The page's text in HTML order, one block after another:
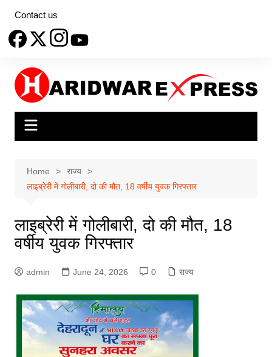
content
Contact us
Home
राज्य
लाइब्रेरी में गोलीबारी, दो की मौत, 18 वर्षीय युवक गिरफ्तार
लाइब्रेरी में गोलीबारी, दो की मौत, 18
वर्षीय युवक गिरफ्तार
admin June 24, 2026 0 राज्य